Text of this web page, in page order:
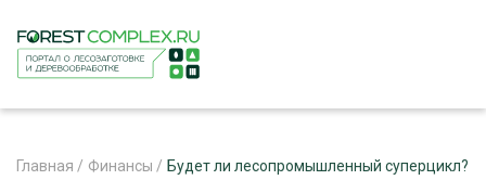
Главная / Финансы / Будет ли лесопромышленный суперцикл?